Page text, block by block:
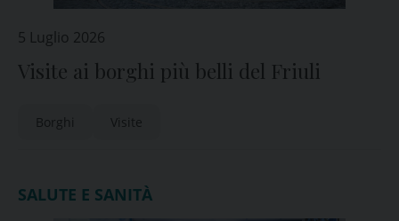
5 Luglio 2026
Visite ai borghi più belli del Friuli
Borghi Visite
SALUTE E SANITÀ